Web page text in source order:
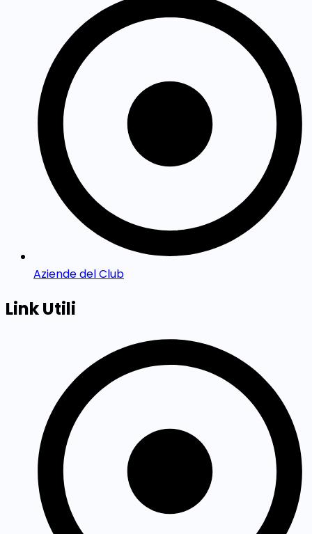
Aziende del Club
Link Utili